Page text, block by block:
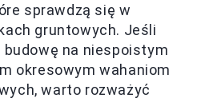
sprawdzą się w
gruntowych. Jeśli
budowę na niespoistym
okresowym wahaniom
warto rozważyć